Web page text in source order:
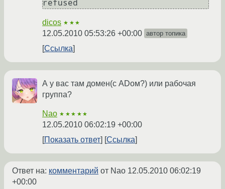
dicos ★★★
12.05.2010 05:53:26 +00:00 автор топика
Ссылка
А у вас там домен(с ADом?) или рабочая
группа?
Nao ★★★★★
12.05.2010 06:02:19 +00:00
Показать ответ
Ссылка
Ответ на: комментарий от Nao 12.05.2010 06:02:19
+00:00